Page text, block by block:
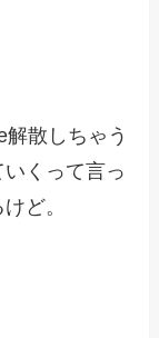
散しちゃう
くって言っ
ど。